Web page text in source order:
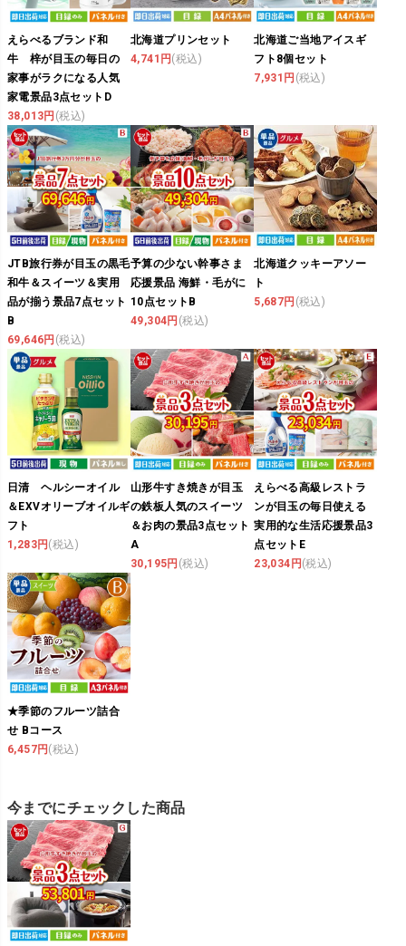
えらべるブランド和
牛 梓が目玉の毎日の
家事がラクになる人気
家電景品3点セットD
38,013円 (税込)
北海道プリンセット
4,741円 (税込)
北海道ご当地アイスギ
フト8個セット
7,931円 (税込)
JTB旅行券が目玉の黒毛
和牛＆スイーツ＆実用
品が揃う景品7点セット
B
69,646円 (税込)
予算の少ない幹事さま
応援景品 海鮮・毛がに
10点セットB
49,304円 (税込)
北海道クッキーアソー
ト
5,687円 (税込)
日清 ヘルシーオイル
＆EXVオリーブオイルギ
フト
1,283円 (税込)
山形牛すき焼きが目玉
の鉄板人気のスイーツ
＆お肉の景品3点セット
A
30,195円 (税込)
えらべる高級レストラ
ンが目玉の毎日使える
実用的な生活応援景品3
点セットE
23,034円 (税込)
★季節のフルーツ詰合
せ Bコース
6,457円 (税込)
今までにチェックした商品